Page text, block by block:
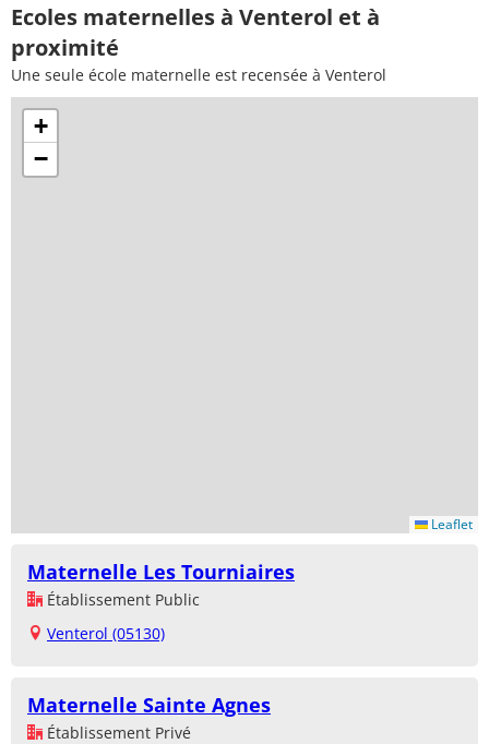
Ecoles maternelles à Venterol et à
proximité
Une seule école maternelle est recensée à Venterol
+
−
Leaflet
Maternelle Les Tourniaires
Établissement Public
Venterol (05130)
Maternelle Sainte Agnes
Établissement Privé